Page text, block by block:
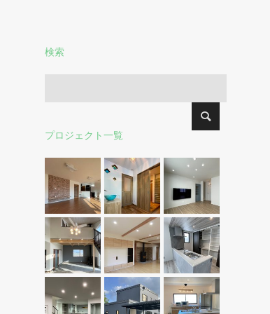
検索
プロジェクト一覧